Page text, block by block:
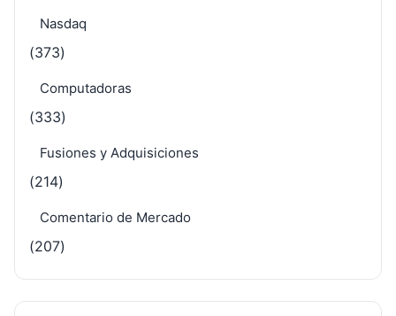
Nasdaq
(373)
Computadoras
(333)
Fusiones y Adquisiciones
(214)
Comentario de Mercado
(207)